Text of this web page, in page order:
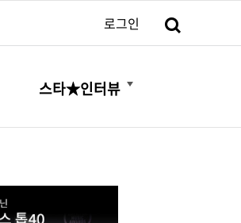
로그인
스타★인터뷰
더보기